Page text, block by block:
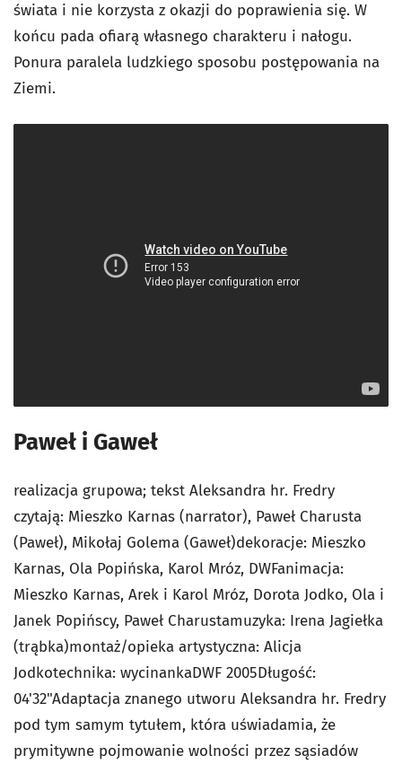
świata i nie korzysta z okazji do poprawienia się. W
końcu pada ofiarą własnego charakteru i nałogu.
Ponura paralela ludzkiego sposobu postępowania na
Ziemi.
Paweł i Gaweł
realizacja grupowa; tekst Aleksandra hr. Fredry
czytają: Mieszko Karnas (narrator), Paweł Charusta
(Paweł), Mikołaj Golema (Gaweł)dekoracje: Mieszko
Karnas, Ola Popińska, Karol Mróz, DWFanimacja:
Mieszko Karnas, Arek i Karol Mróz, Dorota Jodko, Ola i
Janek Popińscy, Paweł Charustamuzyka: Irena Jagiełka
(trąbka)montaż/opieka artystyczna: Alicja
Jodkotechnika: wycinankaDWF 2005Długość:
04'32"Adaptacja znanego utworu Aleksandra hr. Fredry
pod tym samym tytułem, która uświadamia, że
prymitywne pojmowanie wolności przez sąsiadów